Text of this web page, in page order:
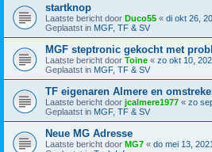
startknop
Laatste bericht door Duco55 « di okt 26,
Geplaatst in MGF, TF & SV
MGF steptronic gekocht met
Laatste bericht door Toine « zo okt 10,
Geplaatst in MGF, TF & SV
TF eigenaren Almere en
Laatste bericht door jcalmere1977 « zo
Geplaatst in MGF, TF & SV
Neue MG Adresse
Laatste bericht door MG7 « do mei 13,